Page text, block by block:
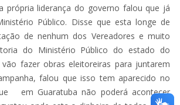
própria liderança do governo falou que já
Público. Disse que esta longe de
de nenhum dos Vereadores e muito
do Ministério Público do estado do
vão fazer obras eleitoreiras para juntarem
falou que isso tem aparecido no
em Guaratuba não poderá acontecer